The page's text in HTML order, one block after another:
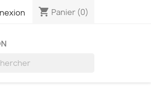
shopping_cart Panier (0)